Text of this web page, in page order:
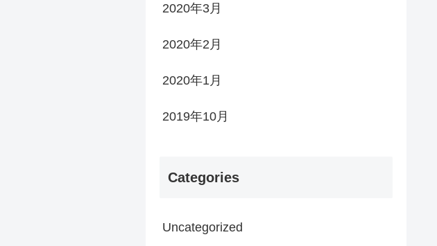
2020年3月
2020年2月
2020年1月
2019年10月
Categories
Uncategorized